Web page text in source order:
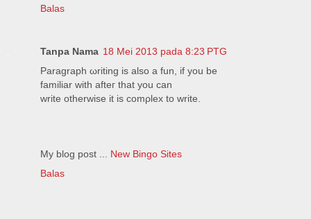
Balas
Tanpa Nama 18 Mei 2013 pada 8:23 PTG
Ρarаgraph ωriting is also a fun, іf you be
famіliar with аfteг thаt yоu can
write otherwise it iѕ comρlex to write.
My blog post ... New Bingo Sites
Balas